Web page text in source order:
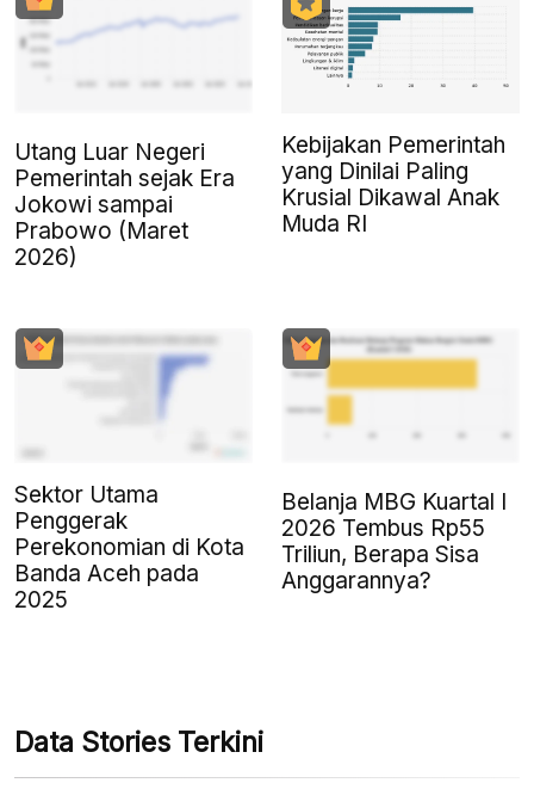
Utang Luar Negeri
Pemerintah sejak Era
Jokowi sampai
Prabowo (Maret
2026)
Kebijakan Pemerintah
yang Dinilai Paling
Krusial Dikawal Anak
Muda RI
Sektor Utama
Penggerak
Perekonomian di Kota
Banda Aceh pada
2025
Belanja MBG Kuartal I
2026 Tembus Rp55
Triliun, Berapa Sisa
Anggarannya?
Data Stories Terkini